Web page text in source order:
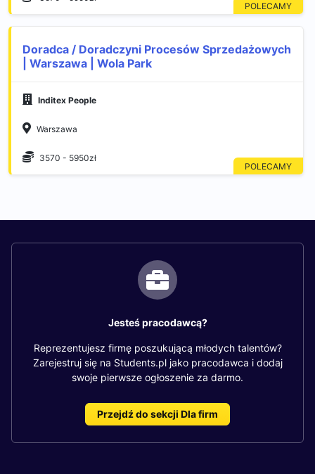
Doradca / Doradczyni Procesów Sprzedażowych
| Warszawa | Wola Park
Inditex People
Warszawa
3570 - 5950zł
Jesteś pracodawcą?
Reprezentujesz firmę poszukującą młodych talentów?
Zarejestruj się na Students.pl jako pracodawca i dodaj
swoje pierwsze ogłoszenie za darmo.
Przejdź do sekcji Dla firm